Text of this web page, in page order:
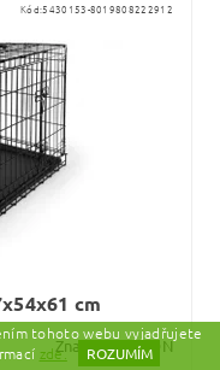
Kód:5430153-8019808222912
cm
Značka:CAMON
tohoto webu vyjadřujete
zde. ROZUMÍM